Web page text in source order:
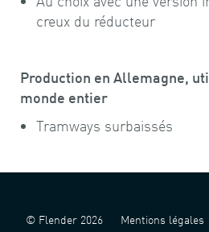
creux du réducteur
Production en Allemagne,
monde entier
Tramways surbaissés
© Flender 2026
Mentions légales